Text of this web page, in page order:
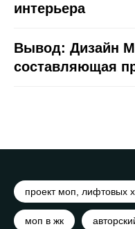
интерьера
Вывод: Дизайн
составляющая
проект моп, лифтовых
моп в жк